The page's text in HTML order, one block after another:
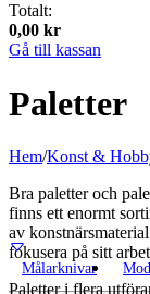
Totalt:
0,00 kr
Gå till kassan
Paletter
Hem/Konst &
Bra paletter och
finns ett enormt
av
fokusera på sitt
Paletter i flera
Målarknivar